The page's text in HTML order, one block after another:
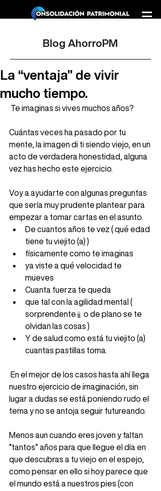
Blog AhorroPM
La “ventaja” de vivir
mucho tiempo.
Te imaginas si vives muchos años?
Cuántas veces ha pasado por tu
mente, la imagen di ti siendo viejo, en un
acto de verdadera honestidad, alguna
vez has hecho este ejercicio.
Voy a ayudarte con algunas preguntas
que sería muy prudente plantear para
empezar a tomar cartas en el asunto.
De cuantos años te vez ( qué edad
tiene tu viejito (a) )
físicamente como te imaginas
ya viste a qué velocidad te
mueves
Cuanta fuerza te queda
que tal con la agilidad mental (
sorprendente ¡¡  o de plano se te
olvidan las cosas )
Y de salud como está tu viejito (a)
cuantas pastillas toma.
nuestro ejercicio de imaginación, sin
lugar a dudas se está poniendo rudo el
tema y no se antoja seguir futureando.
Menos aun cuando eres joven y faltan
“tantos” años para que llegue el día en
que descubras a tu viejo en el espejo,
como pensar en ello si hoy parece que
el mundo está a nuestros pies (con